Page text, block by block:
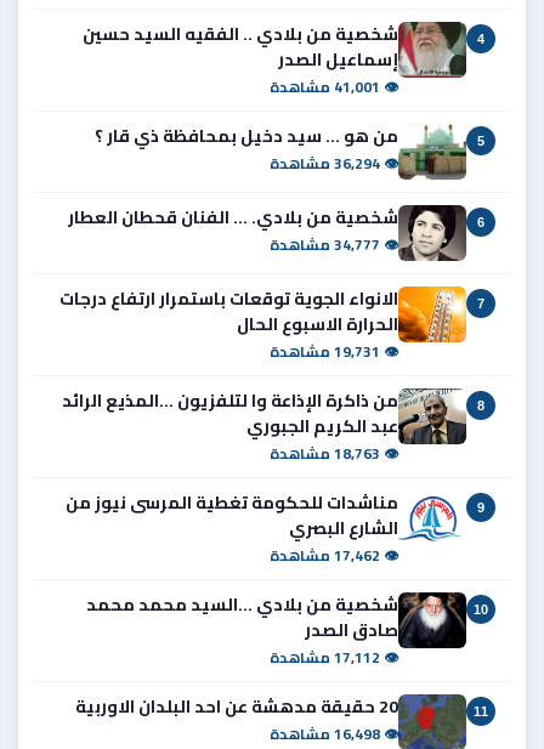
4
شخصية من بلادي .. الفقيه السيد حسين
إسماعيل الصدر
👁 41,001 مشاهدة
5 من هو ... سيد دخيل بمحافظة ذي قار ؟
👁 36,294 مشاهدة
6 شخصية من بلادي. ... الفنان قحطان العطار
👁 34,777 مشاهدة
7
الانواء الجوية توقعات باستمرار ارتفاع درجات
الحرارة الاسبوع الحال
👁 19,731 مشاهدة
8
من ذاكرة الإذاعة وا لتلفزيون ...المذيع الرائد
عبد الكريم الجبوري
👁 18,763 مشاهدة
9
مناشدات للحكومة تغطية المرسى نيوز من
الشارع البصري
👁 17,462 مشاهدة
10
شخصية من بلادي ...السيد محمد محمد
صادق الصدر
👁 17,112 مشاهدة
11 20 حقيقة مدهشة عن احد البلدان الاوربية
👁 16,498 مشاهدة